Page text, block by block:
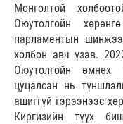
Монголтой
Оюутолгойн
парламентын
холбон авч үзэв.
Оюутолгойн
цуцалсан нь
ашиггүй гэрээнээс
Киргизийн түүх